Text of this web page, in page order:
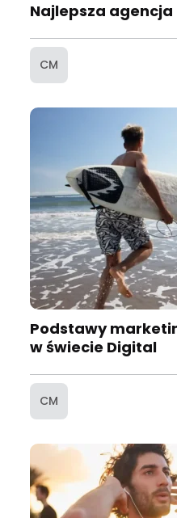
Najlepsza
CM
Podstawy
w świecie Digital
CM